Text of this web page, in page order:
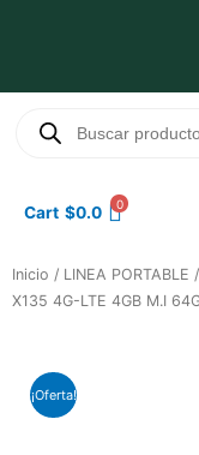
productos
Cart $0.0 0
Inicio / LINEA PORTABLE
X135 4G-LTE 4GB M.I
¡Oferta!